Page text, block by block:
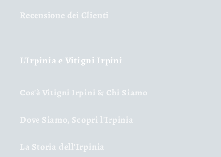
Recensione dei Clienti
L'Irpinia e Vitigni Irpini
Cos'è Vitigni Irpini & Chi Siamo
Dove Siamo, Scopri l'Irpinia
La Storia dell'Irpinia